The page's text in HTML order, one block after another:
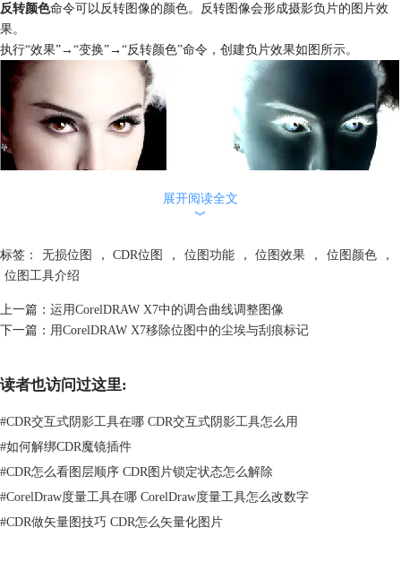
反转颜色命令可以反转图像的颜色。反转图像会形成摄影负片的图片效
果。
执行“效果”→“变换”→“反转颜色”命令，创建负片效果如图所示。
极色化 命令用于减少图像中的色调值数量。极色化可以去除颜色层次并产
生大面积缺乏层次感的颜色。
次“滑块，如示所示。单击“确定”按钮，即可调节位图颜色。
展开阅读全文
︾
标签： 无损位图 ， CDR位图 ， 位图功能 ， 位图效果 ， 位图颜色
，
位图工具介绍
上一篇： 运用CorelDRAW X7中的调合曲线调整图像
下一篇： 用CorelDRAW X7移除位图中的尘埃与刮痕标记
读者也访问过这里:
#CDR交互式阴影工具在哪 CDR交互式阴影工具怎么用
#如何解绑CDR魔镜插件
#CDR怎么看图层顺序 CDR图片锁定状态怎么解除
#CorelDraw度量工具在哪 CorelDraw度量工具怎么改数字
#CDR做矢量图技巧 CDR怎么矢量化图片